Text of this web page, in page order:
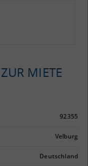
MIETE
92355
Velburg
Deutschland